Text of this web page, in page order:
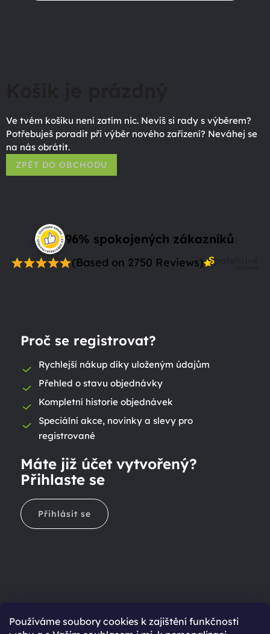
Používáme soubory cookies k zajištění funkčnosti
Ve tvém košíku není zatím nic. Nevíš si rady s výběrem?
Potřebuješ poradit při výběr nového zařízení? Neváhej se
na nás obrátit.
ZPĚT DO OBCHODU
96% spokojených zákazníků
(Based on 2750 Reviews)
Proč se registrovat?
Rychlejší nákup díky uloženým údajům
Přehled o stavu objednávky
Kompletní historie objednávek
Speciální akce, novinky a slevy pro
registrované
Máte již účet vytvořený?
Přihlaste se
Přihlásit se
Ještě nemáte účet?